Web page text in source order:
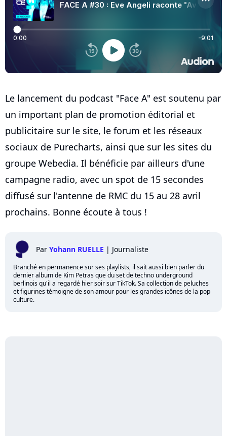
Le lancement du podcast "Face A" est soutenu par
un important plan de promotion éditorial et
publicitaire sur le site, le forum et les réseaux
sociaux de Purecharts, ainsi que sur les sites du
groupe Webedia. Il bénéficie par ailleurs d'une
campagne radio, avec un spot de 15 secondes
diffusé sur l'antenne de RMC du 15 au 28 avril
prochains. Bonne écoute à tous !
Par Yohann RUELLE | Journaliste
Branché en permanence sur ses playlists, il sait aussi bien parler du
dernier album de Kim Petras que du set de techno underground
berlinois qu'il a regardé hier soir sur TikTok. Sa collection de peluches
et figurines témoigne de son amour pour les grandes icônes de la pop
culture.